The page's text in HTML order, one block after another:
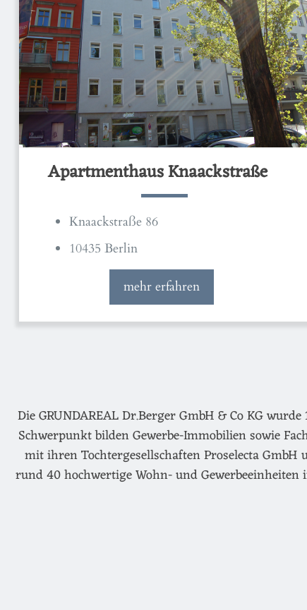
Apartmenthaus Knaackstraße
Knaackstraße 86
10435 Berlin
mehr erfahren
Die GRUNDAREAL Dr.Berger GmbH & Co KG
Schwerpunkt bilden Gewerbe-Immobilien sowie
mit ihren Tochtergesellschaften Proselecta
rund 40 hochwertige Wohn- und